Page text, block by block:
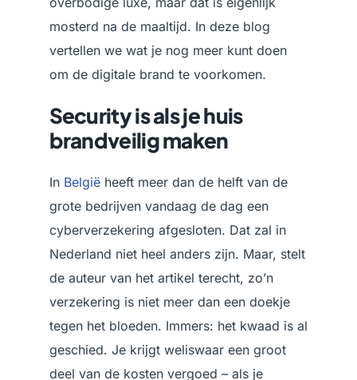
mosterd na de maaltijd. In deze blog
vertellen we wat je nog meer kunt doen
om de digitale brand te voorkomen.
Security is als je huis
brandveilig maken
In Belgiëheeft meer dan de helft van de
grote bedrijven vandaag de dag een
cyberverzekering afgesloten. Dat zal in
Nederland niet heel anders zijn. Maar, stelt
de auteur van het artikel terecht, zo’n
verzekering is niet meer dan een doekje
tegen het bloeden. Immers: het kwaad is al
geschied. Je krijgt weliswaar een groot
deel van de kosten vergoed – als je